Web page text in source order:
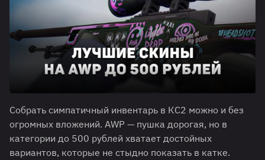
Собрать симпатичный инвентарь в КС2 можно и без
огромных вложений. AWP — пушка дорогая, но в
категории до 500 рублей хватает достойных
вариантов, которые не стыдно показать в катке.